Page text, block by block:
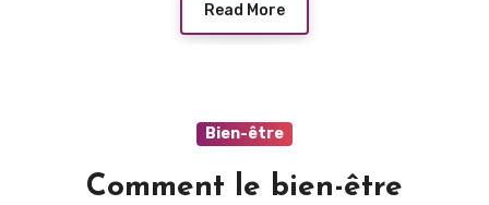
Read More
Bien-être
Comment le bien-être